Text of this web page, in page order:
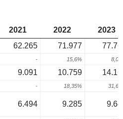
2021 2022
2023
62.265 71.977
- 15,6%
9.091 10.759
- 18,35%
6.494 9.285